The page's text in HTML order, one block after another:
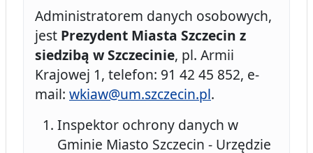
Administratorem danych osobowych,
jest Prezydent Miasta Szczecin z
siedzibą w Szczecinie, pl. Armii
Krajowej 1, telefon: 91 42 45 852, e-
mail: wkiaw@um.szczecin.pl.
Inspektor ochrony danych w
Gminie Miasto Szczecin - Urzędzie